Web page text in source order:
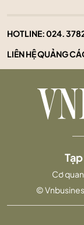
HOTLINE:024.
LIÊN HỆ QUẢNG
Cơ
©